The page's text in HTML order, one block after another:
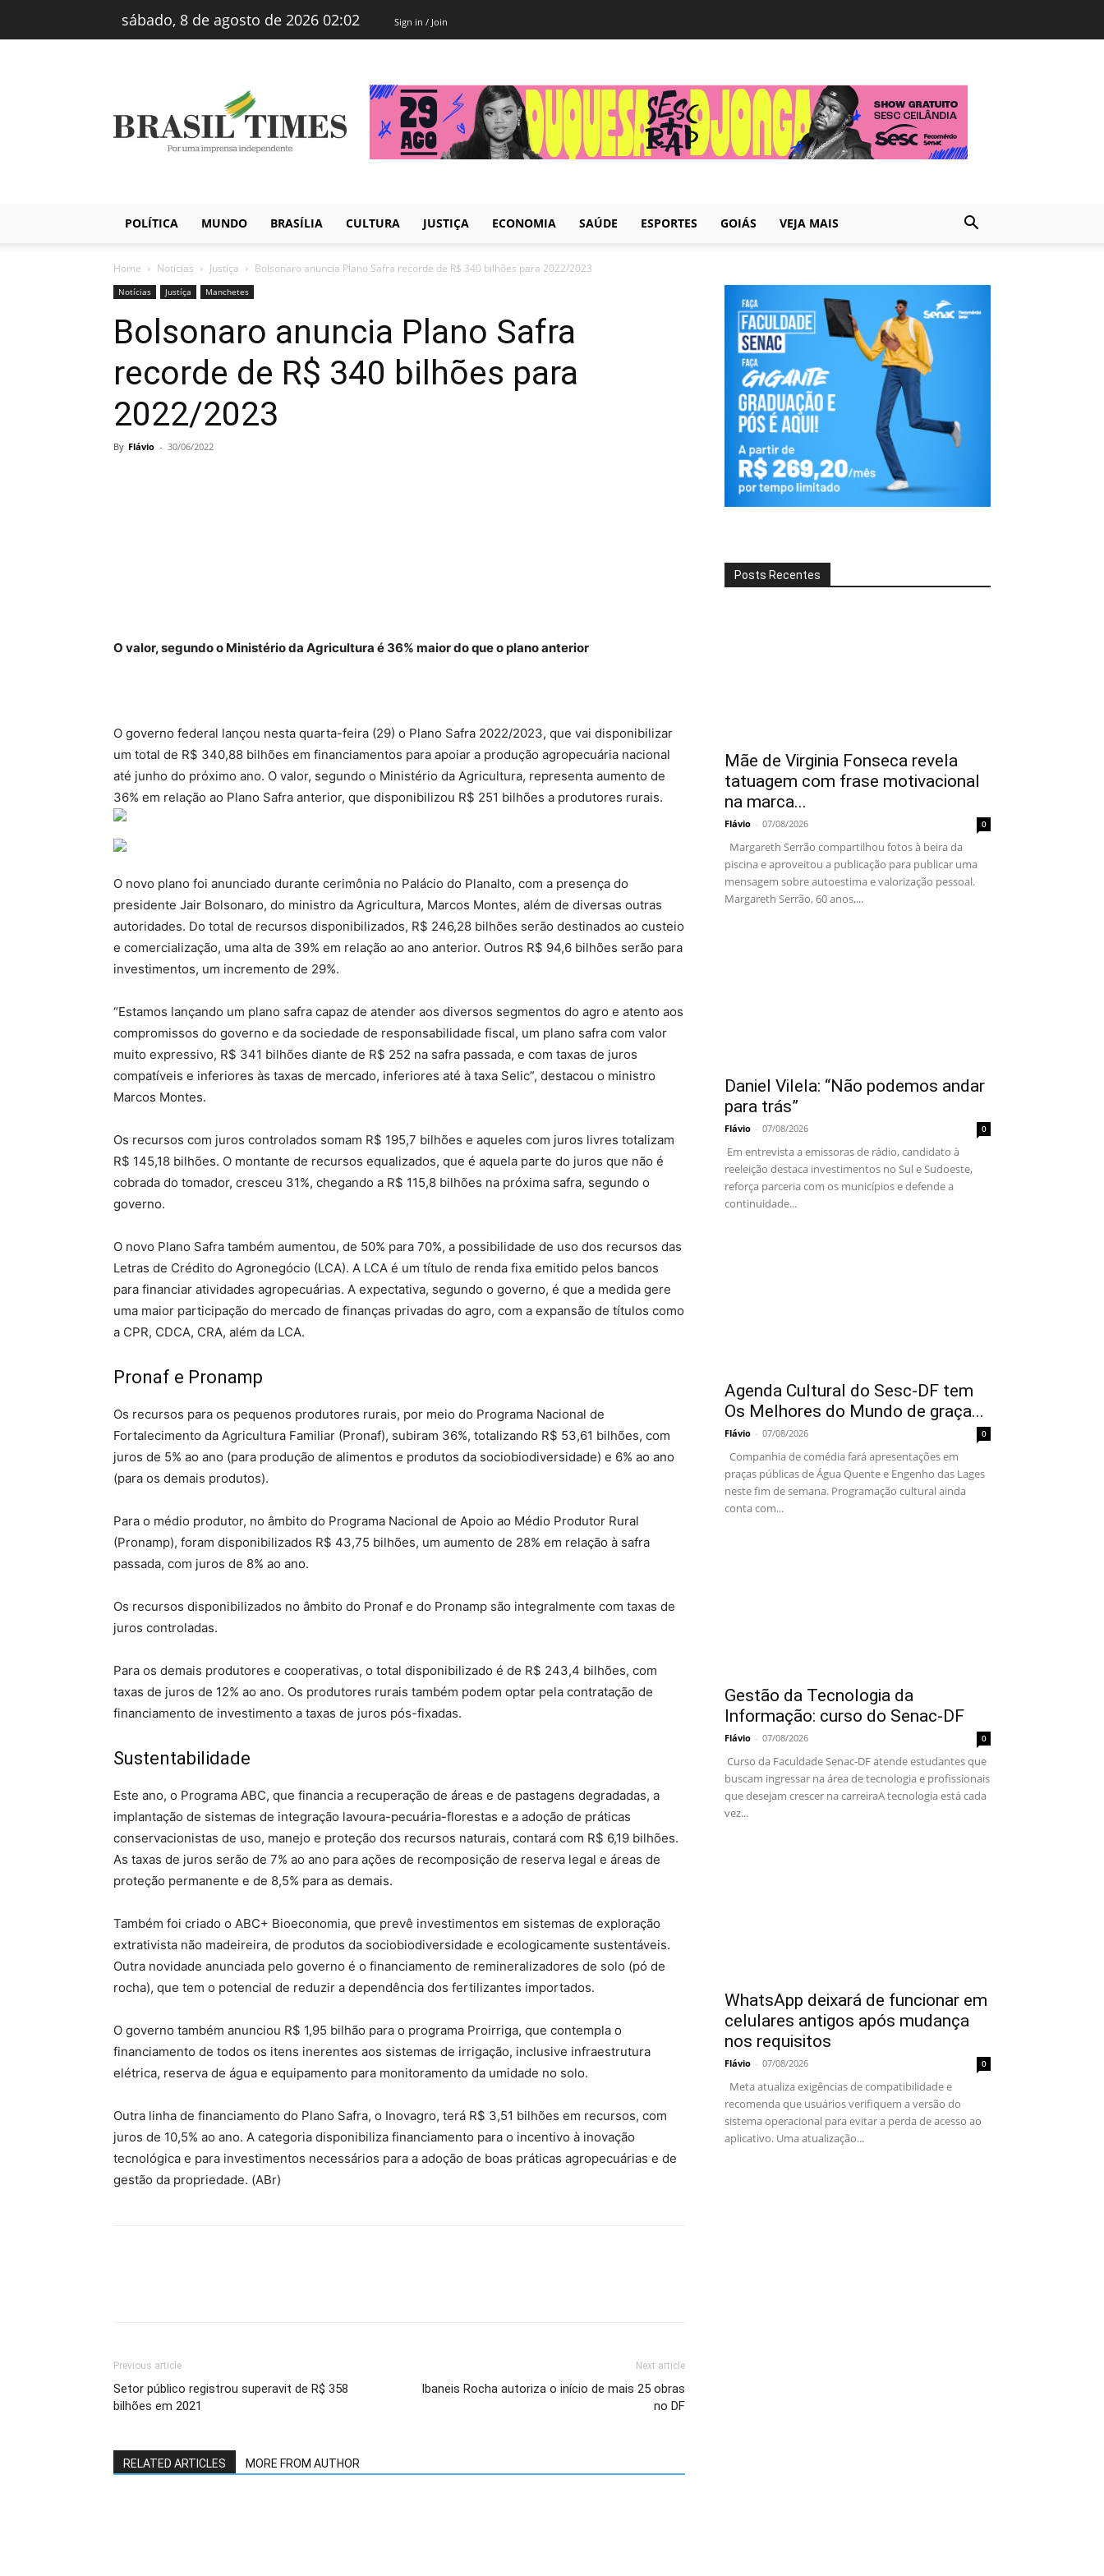
sábado, 8 de agosto de 2026 02:02 Sign in / Join
Brasiltimes
–
Notícias
POLÍTICA MUNDO BRASÍLIA CULTURA JUSTIÇA ECONOMIA SAÚDE ESPORTES GOIÁS VEJA MAIS
Home Notícias Justíça Bolsonaro anuncia Plano Safra recorde de R$ 340 bilhões para 2022/2023
Notícias Justíça Manchetes
Bolsonaro anuncia Plano Safra
recorde de R$ 340 bilhões para
2022/2023
By Flávio - 30/06/2022
O valor, segundo o Ministério da Agricultura é 36% maior do que o plano anterior
O governo federal lançou nesta quarta-feira (29) o Plano Safra 2022/2023, que vai disponibilizar
um total de R$ 340,88 bilhões em financiamentos para apoiar a produção agropecuária nacional
até junho do próximo ano. O valor, segundo o Ministério da Agricultura, representa aumento de
36% em relação ao Plano Safra anterior, que disponibilizou R$ 251 bilhões a produtores rurais.
O novo plano foi anunciado durante cerimônia no Palácio do Planalto, com a presença do
presidente Jair Bolsonaro, do ministro da Agricultura, Marcos Montes, além de diversas outras
autoridades. Do total de recursos disponibilizados, R$ 246,28 bilhões serão destinados ao custeio
e comercialização, uma alta de 39% em relação ao ano anterior. Outros R$ 94,6 bilhões serão para
investimentos, um incremento de 29%.
“Estamos lançando um plano safra capaz de atender aos diversos segmentos do agro e atento aos
compromissos do governo e da sociedade de responsabilidade fiscal, um plano safra com valor
muito expressivo, R$ 341 bilhões diante de R$ 252 na safra passada, e com taxas de juros
compatíveis e inferiores às taxas de mercado, inferiores até à taxa Selic”, destacou o ministro
Marcos Montes.
Os recursos com juros controlados somam R$ 195,7 bilhões e aqueles com juros livres totalizam
R$ 145,18 bilhões. O montante de recursos equalizados, que é aquela parte do juros que não é
cobrada do tomador, cresceu 31%, chegando a R$ 115,8 bilhões na próxima safra, segundo o
governo.
O novo Plano Safra também aumentou, de 50% para 70%, a possibilidade de uso dos recursos das
Letras de Crédito do Agronegócio (LCA). A LCA é um título de renda fixa emitido pelos bancos
para financiar atividades agropecuárias. A expectativa, segundo o governo, é que a medida gere
uma maior participação do mercado de finanças privadas do agro, com a expansão de títulos como
a CPR, CDCA, CRA, além da LCA.
Pronaf e Pronamp
Os recursos para os pequenos produtores rurais, por meio do Programa Nacional de
Fortalecimento da Agricultura Familiar (Pronaf), subiram 36%, totalizando R$ 53,61 bilhões, com
juros de 5% ao ano (para produção de alimentos e produtos da sociobiodiversidade) e 6% ao ano
(para os demais produtos).
Para o médio produtor, no âmbito do Programa Nacional de Apoio ao Médio Produtor Rural
(Pronamp), foram disponibilizados R$ 43,75 bilhões, um aumento de 28% em relação à safra
passada, com juros de 8% ao ano.
Os recursos disponibilizados no âmbito do Pronaf e do Pronamp são integralmente com taxas de
juros controladas.
Para os demais produtores e cooperativas, o total disponibilizado é de R$ 243,4 bilhões, com
taxas de juros de 12% ao ano. Os produtores rurais também podem optar pela contratação de
financiamento de investimento a taxas de juros pós-fixadas.
Sustentabilidade
Este ano, o Programa ABC, que financia a recuperação de áreas e de pastagens degradadas, a
implantação de sistemas de integração lavoura-pecuária-florestas e a adoção de práticas
conservacionistas de uso, manejo e proteção dos recursos naturais, contará com R$ 6,19 bilhões.
As taxas de juros serão de 7% ao ano para ações de recomposição de reserva legal e áreas de
proteção permanente e de 8,5% para as demais.
Também foi criado o ABC+ Bioeconomia, que prevê investimentos em sistemas de exploração
extrativista não madeireira, de produtos da sociobiodiversidade e ecologicamente sustentáveis.
Outra novidade anunciada pelo governo é o financiamento de remineralizadores de solo (pó de
rocha), que tem o potencial de reduzir a dependência dos fertilizantes importados.
O governo também anunciou R$ 1,95 bilhão para o programa Proirriga, que contempla o
financiamento de todos os itens inerentes aos sistemas de irrigação, inclusive infraestrutura
elétrica, reserva de água e equipamento para monitoramento da umidade no solo.
Outra linha de financiamento do Plano Safra, o Inovagro, terá R$ 3,51 bilhões em recursos, com
juros de 10,5% ao ano. A categoria disponibiliza financiamento para o incentivo à inovação
tecnológica e para investimentos necessários para a adoção de boas práticas agropecuárias e de
gestão da propriedade. (ABr)
Previous article
Setor público registrou superavit de R$ 358
bilhões em 2021
Next article
Ibaneis Rocha autoriza o início de mais 25 obras
no DF
RELATED ARTICLES MORE FROM AUTHOR
Posts Recentes
Mãe de Virginia Fonseca revela
tatuagem com frase motivacional
na marca...
Flávio - 07/08/2026 0
Margareth Serrão compartilhou fotos à beira da
piscina e aproveitou a publicação para publicar uma
mensagem sobre autoestima e valorização pessoal.
Margareth Serrão, 60 anos,...
Daniel Vilela: “Não podemos andar
para trás”
Flávio - 07/08/2026 0
Em entrevista a emissoras de rádio, candidato à
reeleição destaca investimentos no Sul e Sudoeste,
reforça parceria com os municípios e defende a
continuidade...
Agenda Cultural do Sesc-DF tem
Os Melhores do Mundo de graça...
Flávio - 07/08/2026 0
Companhia de comédia fará apresentações em
praças públicas de Água Quente e Engenho das Lages
neste fim de semana. Programação cultural ainda
conta com...
Gestão da Tecnologia da
Informação: curso do Senac-DF
Flávio - 07/08/2026 0
Curso da Faculdade Senac-DF atende estudantes que
buscam ingressar na área de tecnologia e profissionais
que desejam crescer na carreiraA tecnologia está cada
vez...
WhatsApp deixará de funcionar em
celulares antigos após mudança
nos requisitos
Flávio - 07/08/2026 0
Meta atualiza exigências de compatibilidade e
recomenda que usuários verifiquem a versão do
sistema operacional para evitar a perda de acesso ao
aplicativo. Uma atualização...